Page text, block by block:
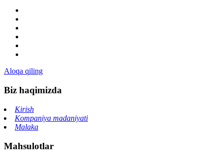
Aloqa qiling
Biz haqimizda
Kirish
Kompaniya madaniyati
Malaka
Mahsulotlar